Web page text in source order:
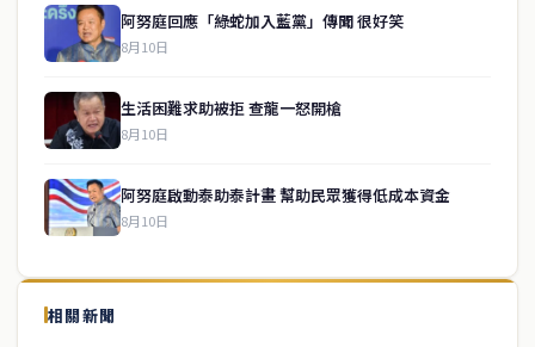
阿努庭回應「綠蛇加入藍黨」傳聞 很好笑
8月10日
生活困難求助被拒 查龍一怒開槍
8月10日
阿努庭啟動泰助泰計畫 幫助民眾獲得低成本資金
8月10日
相關新聞
service@thaichinesenews.com ↑ 回到頂端